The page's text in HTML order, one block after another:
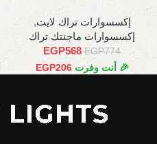
وات , 22سم
إكسسوارات تراك لايت,
إكسسوارات ماجنتك تراك
EGP774
EGP568
🎉 أنت وفرت EGP206